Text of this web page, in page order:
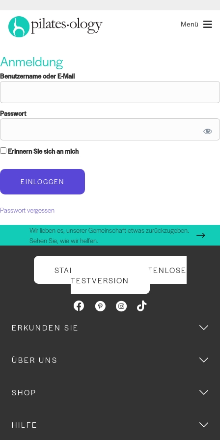
Menü
Anmeldung
Benutzername oder E-Mail
Passwort
Erinnern Sie sich an mich
Passwort vergessen
Wir lieben es, unserer Gemeinschaft etwas zurückzugeben.
Sehen Sie, wie wir helfen.
STARTEN SIE IHRE KOSTENLOSE
TESTVERSION
ERKUNDEN SIE
ÜBER UNS
SHOP
HILFE